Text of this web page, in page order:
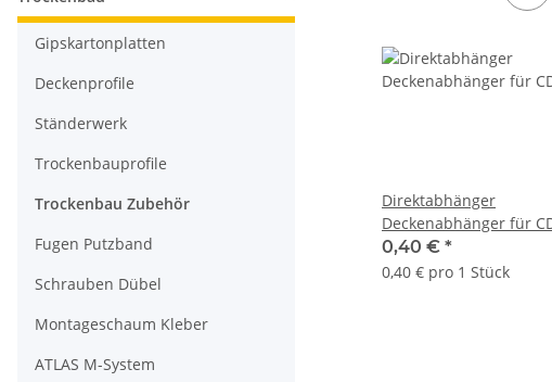
Direktabhänger
Deckenabhänger für
125 mm
0,40 € *
0,40 € pro 1 Stück
Gipskartonplatten
Deckenprofile
Ständerwerk
Trockenbauprofile
Trockenbau Zubehör
Fugen Putzband
Schrauben Dübel
Montageschaum Kleber
ATLAS M-System